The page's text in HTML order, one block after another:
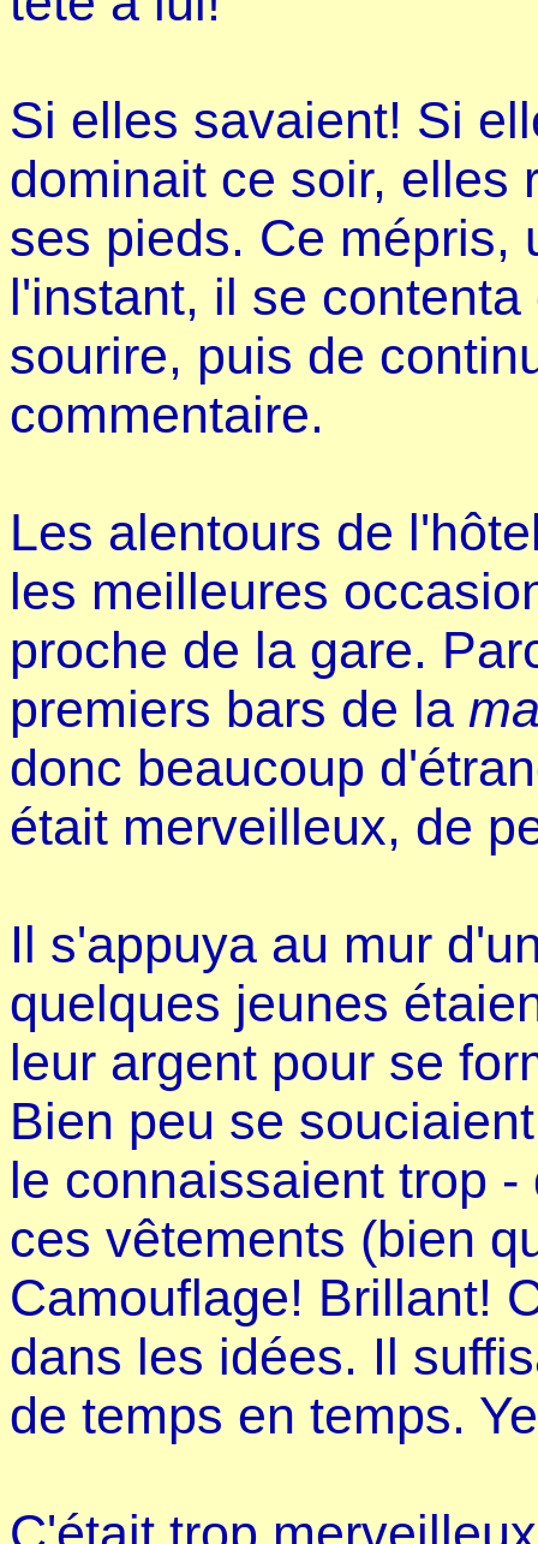
Si elles savaient! Si
dominait ce soir, elles
ses pieds. Ce mépris,
l'instant, il se
sourire, puis de
commentaire.
Les alentours de
les meilleures
proche de la gare.
premiers bars de la
donc beaucoup
était merveilleux, de
Il s'appuya au mur
quelques jeunes
leur argent pour se
Bien peu se
le connaissaient trop
ces vêtements (bien
Camouflage! Brillant!
dans les idées. Il
de temps en temps.